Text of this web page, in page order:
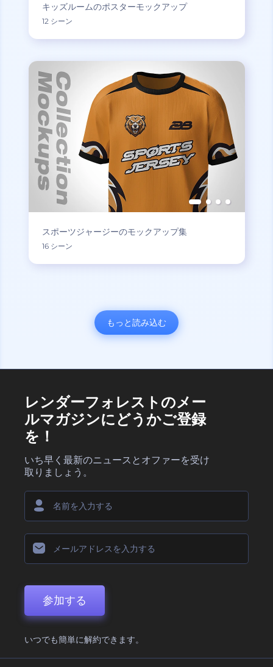
キッズルームのポスターモックアップ
12 シーン
スポーツジャージーのモックアップ集
16 シーン
もっと読み込む
レンダーフォレストのメー
ルマガジンにどうかご登録
を！
いち早く最新のニュースとオファーを受け
取りましょう。
参加する
いつでも簡単に解約できます。